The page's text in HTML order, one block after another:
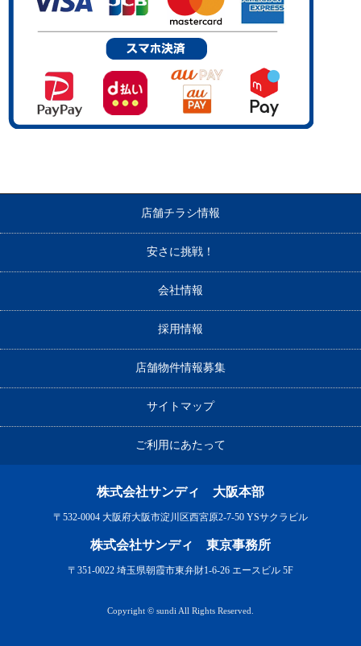
店舗チラシ情報
安さに挑戦！
会社情報
採用情報
店舗物件情報募集
サイトマップ
ご利用にあたって
株式会社サンディ 大阪本部
〒532-0004 大阪府大阪市淀川区西宮原2-7-50 YSサクラビル
株式会社サンディ 東京事務所
〒351-0022 埼玉県朝霞市東弁財1-6-26 エースビル 5F
Copyright © sundi All Rights Reserved.